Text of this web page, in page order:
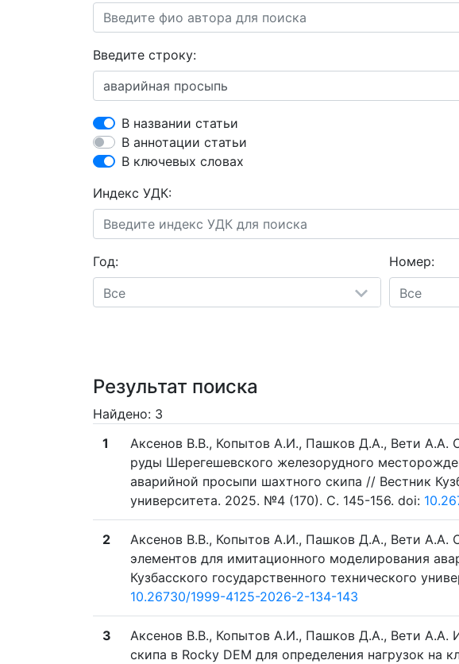
Введите строку:
В названии статьи
В аннотации статьи
В ключевых словах
Индекс УДК:
Год:
Все
Номер:
Все
Результат поиска
Найдено: 3
1
Аксенов В.В., Копытов А.И., Пашков Д.А., Вети А.А.
руды Шерегешевского железорудного
аварийной просыпи шахтного скипа // Вестник
университета. 2025. №4 (170). C. 145-156. doi:
2
Аксенов В.В., Копытов А.И., Пашков Д.А., Вети А.А.
элементов для имитационного моделирования
Кузбасского государственного технического
10.26730/1999-4125-2026-2-134-143
3
Аксенов В.В., Копытов А.И., Пашков Д.А., Вети А.А.
скипа в Rocky DEM для определения нагрузок на